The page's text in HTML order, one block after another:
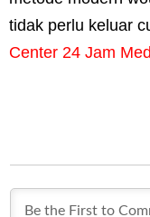
tidak perlu keluar
Center 24 Jam